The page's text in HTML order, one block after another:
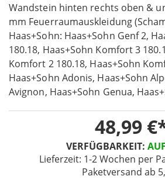
Wandstein hinten rechts oben &
mm Feuerraumauskleidung
Haas+Sohn: Haas+Sohn Genf 2,
180.18, Haas+Sohn Komfort 3
Komfort 2 180.18, Haas+Sohn
Haas+Sohn Adonis, Haas+Sohn
Avignon, Haas+Sohn Genua,
VERFÜGBARKEIT:
Lieferzeit: 1-2 Wochen per
Paketversand ab
48,99 €
gallery
to
the
beginning
of
the
images
gallery